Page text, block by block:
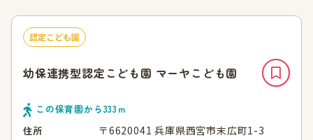
認定こども園
幼保連携型認定こども園 マーヤこども園
この保育園から333ｍ
住所
〒6620041 兵庫県西宮市末広町1-3